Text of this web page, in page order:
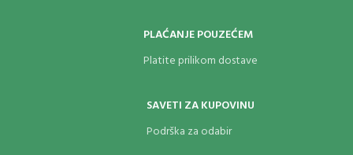
sečivo sablje označavaju: "Od
onima koji su služili časti i
PLAĆANJE POUZEĆEM
Platite prilikom dostave
SAVETI ZA KUPOVINU
Podrška za odabir